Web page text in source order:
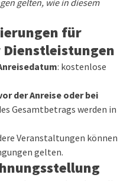
gelten, wie in diesem
für
: kostenlose
der Anreise oder bei
Gesamtbetrags werden in
Veranstaltungen können
gelten.